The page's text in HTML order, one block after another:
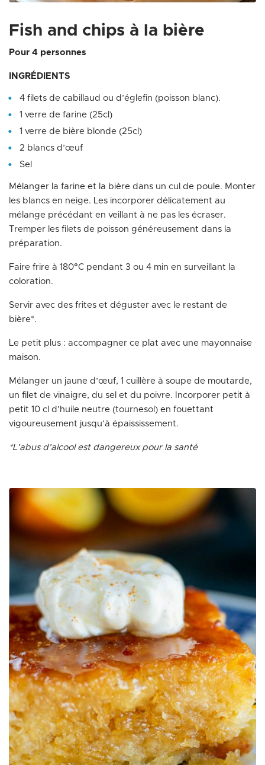
Fish and chips à la bière
Pour 4 personnes
INGRÉDIENTS
4 filets de cabillaud ou d’églefin (poisson blanc).
1 verre de farine (25cl)
1 verre de bière blonde (25cl)
2 blancs d’œuf
Sel
Mélanger la farine et la bière dans un cul de poule. Monter
les blancs en neige. Les incorporer délicatement au
mélange précédant en veillant à ne pas les écraser.
Tremper les filets de poisson généreusement dans la
préparation.
Faire frire à 180°C pendant 3 ou 4 min en surveillant la
coloration.
Servir avec des frites et déguster avec le restant de
bière*.
Le petit plus : accompagner ce plat avec une mayonnaise
maison.
Mélanger un jaune d’œuf, 1 cuillère à soupe de moutarde,
un filet de vinaigre, du sel et du poivre. Incorporer petit à
petit 10 cl d’huile neutre (tournesol) en fouettant
vigoureusement jusqu’à épaississement.
*L’abus d’alcool est dangereux pour la santé